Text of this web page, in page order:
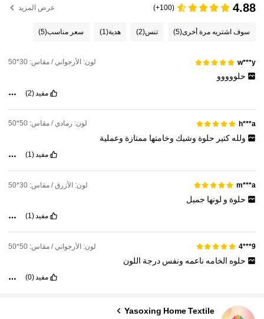
4.88
(100+) عرض المزيد
سوف اشتريه مرة أخرى(5) تنس(2) هدية(1) سعر مناسب(5)
w***y لون: الأرجواني / مقاس: 30*50
حلووووو
مفيد (2)
h***a لون: رمادي / مقاس: 50*50
ولله كتير حلوة وشيك وخامتها ممتازة وعملية
مفيد (1)
m***a لون: الأزرق / مقاس: 30*50
حلوة و لونها جميل
مفيد (1)
9***4 لون: الأرجواني / مقاس: 50*50
حلوه الخامه ناعمه ونفس درجة اللون
مفيد(0)
Yasoxing Home Textile
y***a تمت متابعةقبل 1 ساعة